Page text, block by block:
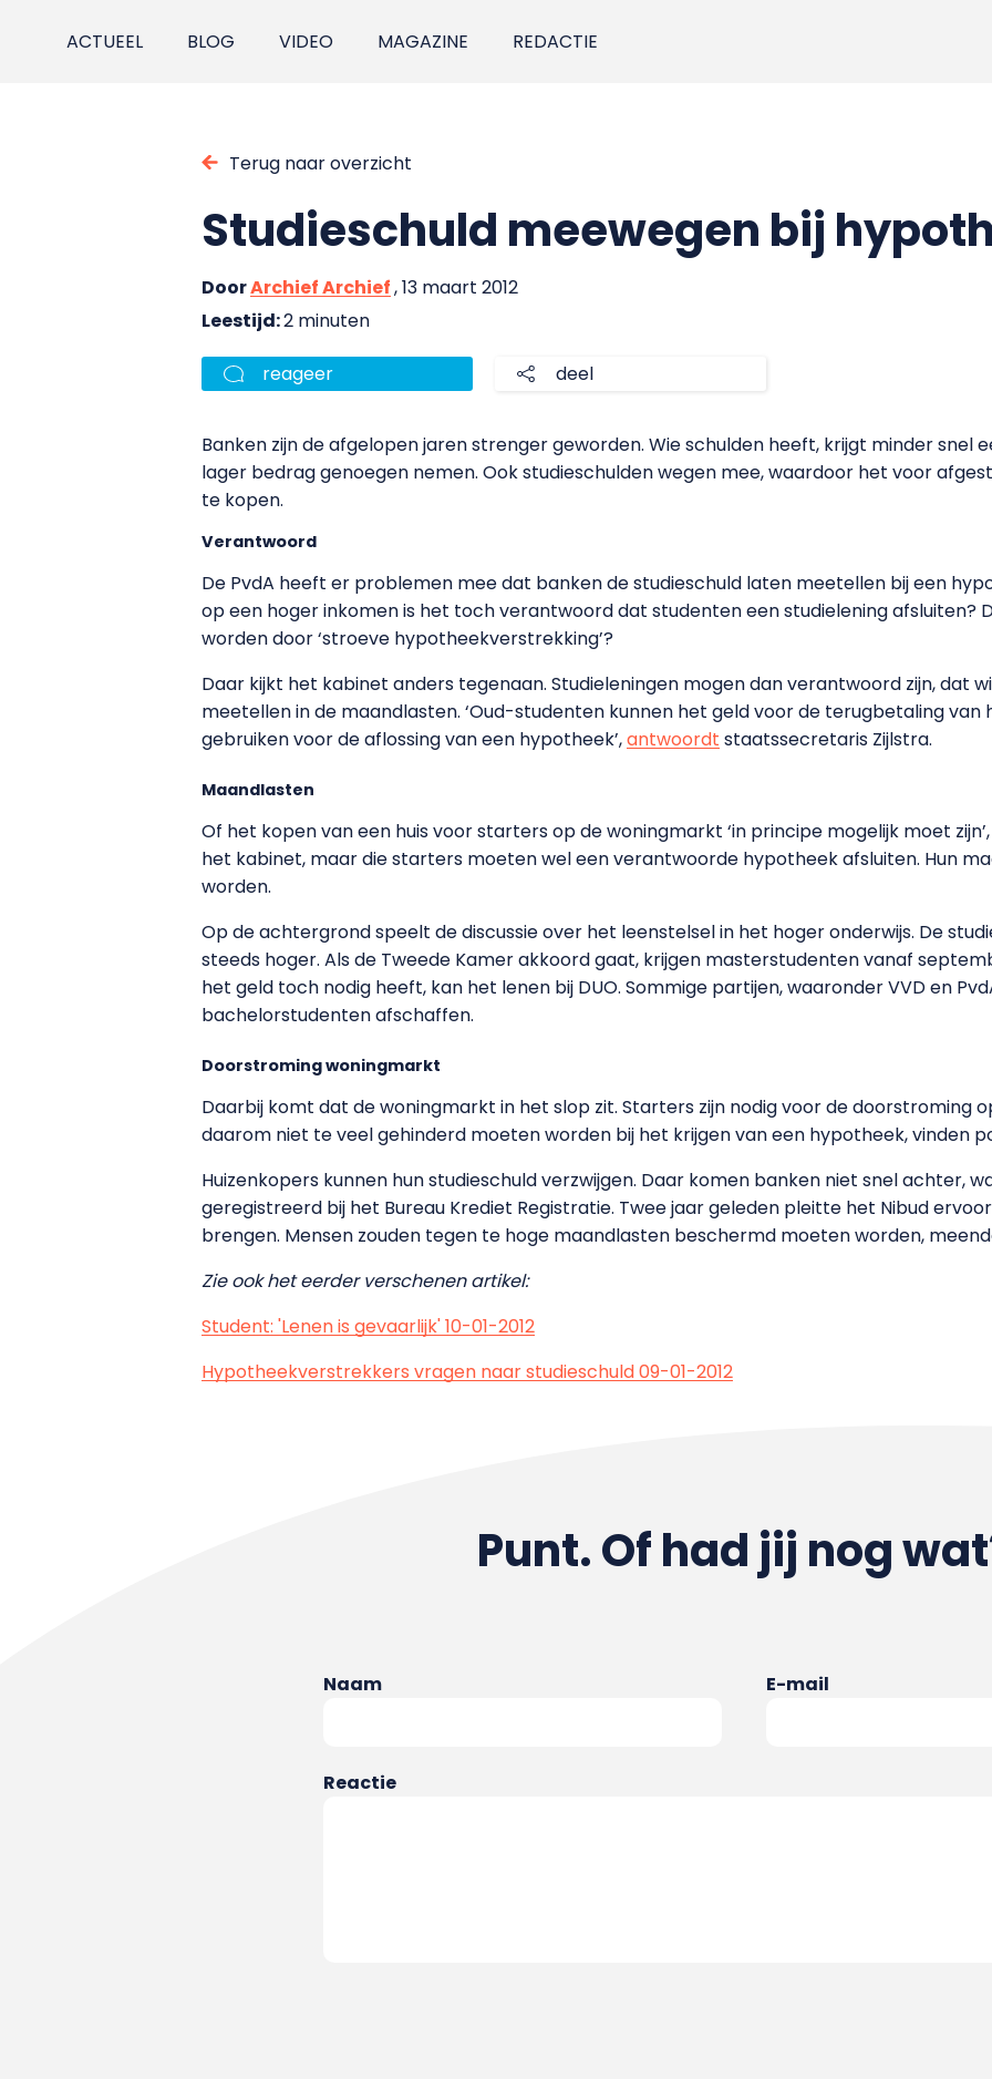
ACTUEEL BLOG VIDEO MAGAZINE REDACTIE
Terug naar overzicht
Studieschuld meewegen bij
DoorArchief Archief, 13 maart 2012
Leestijd:2 minuten
reageer deel
Banken zijn de afgelopen jaren strenger geworden. Wie schulden heeft, krijgt minder snel
lager bedrag genoegen nemen. Ook studieschulden wegen mee, waardoor het voor
te kopen.
Verantwoord
De PvdA heeft er problemen mee dat banken de studieschuld laten meetellen bij een
op een hoger inkomen is het toch verantwoord dat studenten een studielening
worden door ‘stroeve hypotheekverstrekking’?
Daar kijkt het kabinet anders tegenaan. Studieleningen mogen dan verantwoord zijn, dat
meetellen in de maandlasten. ‘Oud-studenten kunnen het geld voor de terugbetaling van
gebruiken voor de aflossing van een hypotheek’,antwoordt staatssecretaris Zijlstra.
Maandlasten
Of het kopen van een huis voor starters op de woningmarkt ‘in principe mogelijk moet
het kabinet, maar die starters moeten wel een verantwoorde hypotheek afsluiten. Hun
worden.
Op de achtergrond speelt de discussie over het leenstelsel in het hoger onderwijs. De
steeds hoger. Als de Tweede Kamer akkoord gaat, krijgen masterstudenten vanaf
het geld toch nodig heeft, kan het lenen bij DUO. Sommige partijen, waaronder VVD en
bachelorstudenten afschaffen.
Doorstroming woningmarkt
Daarbij komt dat de woningmarkt in het slop zit. Starters zijn nodig voor de doorstroming
daarom niet te veel gehinderd moeten worden bij het krijgen van een hypotheek, vinden
Huizenkopers kunnen hun studieschuld verzwijgen. Daar komen banken niet snel achter,
geregistreerd bij het Bureau Krediet Registratie. Twee jaar geleden pleitte het Nibud
brengen. Mensen zouden tegen te hoge maandlasten beschermd moeten worden,
Zie ook het eerder verschenen artikel:
Student: 'Lenen is gevaarlijk' 10-01-2012
Hypotheekverstrekkers vragen naar studieschuld 09-01-2012
Punt. Of had jij nog
Naam E-mail
Reactie